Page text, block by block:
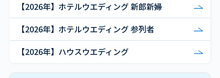
【2026年】ホテルウエディング 新郎新婦
【2026年】ホテルウエディング 参列者
【2026年】ハウスウエディング